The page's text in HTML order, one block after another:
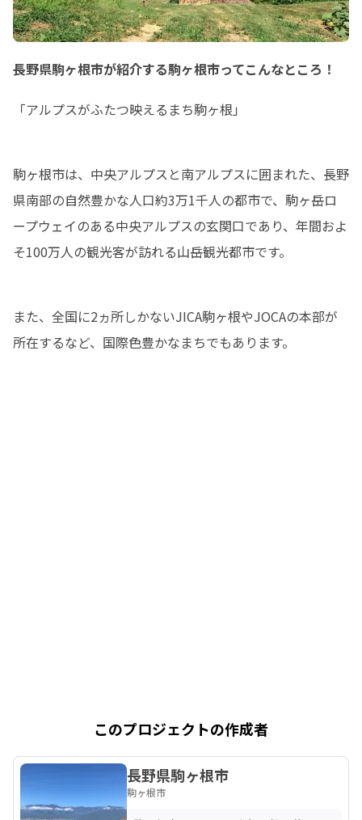
長野県駒ヶ根市が紹介する駒ヶ根市ってこんなところ！
「アルプスがふたつ映えるまち駒ヶ根」
駒ヶ根市は、中央アルプスと南アルプスに囲まれた、長野
県南部の自然豊かな人口約3万1千人の都市で、駒ヶ岳ロ
ープウェイのある中央アルプスの玄関口であり、年間およ
そ100万人の観光客が訪れる山岳観光都市です。
また、全国に2ヵ所しかないJICA駒ヶ根やJOCAの本部が
所在するなど、国際色豊かなまちでもあります。
このプロジェクトの作成者
長野県駒ヶ根市
駒ヶ根市